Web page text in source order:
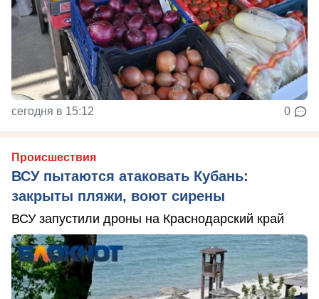
сегодня в 15:12 0
Происшествия
ВСУ пытаются атаковать Кубань:
закрыты пляжи, воют сирены
ВСУ запустили дроны на Краснодарский край